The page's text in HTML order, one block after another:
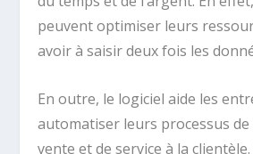
peuvent optimiser leurs
avoir à saisir deux fois les
En outre, le logiciel aide les
automatiser leurs processus
vente et de service à la